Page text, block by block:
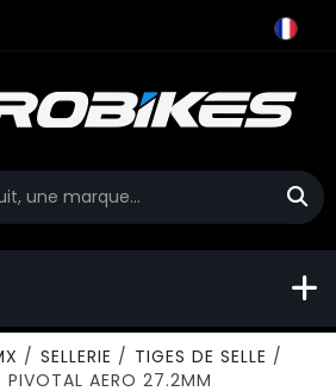
/ SELLERIE / TIGES DE SELLE /
PIVOTAL AERO 27.2MM